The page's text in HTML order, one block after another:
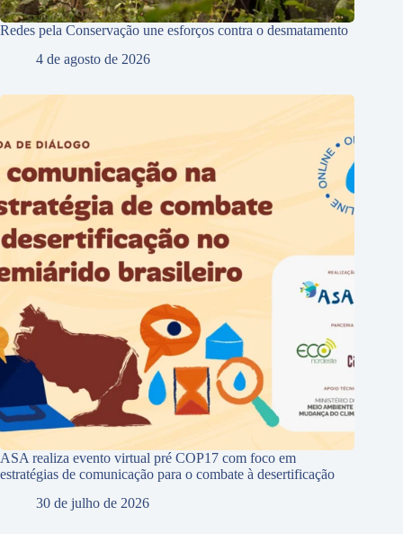
Redes pela Conservação une esforços contra o desmatamento
4 de agosto de 2026
ASA realiza evento virtual pré COP17 com foco em
estratégias de comunicação para o combate à desertificação
30 de julho de 2026